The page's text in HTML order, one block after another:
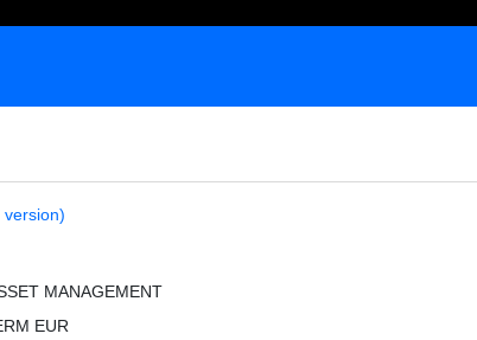
version)
MANAGEMENT
EUR